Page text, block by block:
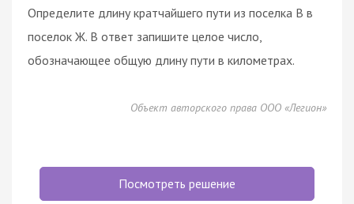
Определите длину кратчайшего пути из поселка В в
поселок Ж. В ответ запишите целое число,
обозначающее общую длину пути в километрах.
Объект авторского права ООО «Легион»
Посмотреть решение